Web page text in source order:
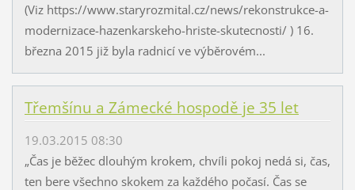
(Viz https://www.staryrozmital.cz/news/rekonstrukce-a-
modernizace-hazenkarskeho-hriste-skutecnosti/ ) 16.
března 2015 již byla radnicí ve výběrovém...
Třemšínu a Zámecké hospodě je 35 let
19.03.2015 08:30
„Čas je běžec dlouhým krokem, chvíli pokoj nedá si, čas,
ten bere všechno skokem za každého počasí. Čas se